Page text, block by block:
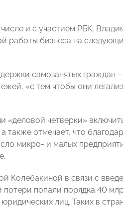
и с участием РБК,
работы бизнеса на
самозанятых граждан –
«с тем чтобы они
четверки»
также отмечает, что
микро- и малых
Колебакиной в связи с
потери попали порядка 40
лиц. Таких в